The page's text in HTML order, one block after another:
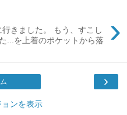
›
きました。 もう、すこし
...を上着のポケットから落
›
ンを表示